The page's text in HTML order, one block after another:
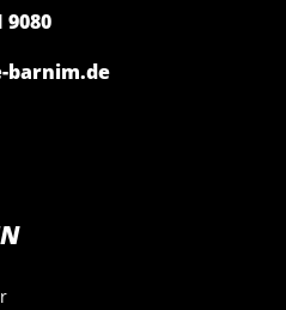
9080
barnim.de